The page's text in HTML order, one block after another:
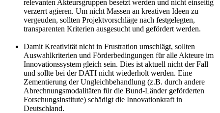
relevanten Akteursgruppen besetzt werden und nicht einseitig
verzerrt agieren. Um nicht Massen an kreativen Ideen zu
vergeuden, sollten Projektvorschläge nach festgelegten,
transparenten Kriterien ausgesucht und gefördert werden.
Damit Kreativität nicht in Frustration umschlägt, sollten
Auswahlkriterien und Förderbedingungen für alle Akteure im
Innovationssystem gleich sein. Dies ist aktuell nicht der Fall
und sollte bei der DATI nicht wiederholt werden. Eine
Zementierung der Ungleichbehandlung (z.B. durch andere
Abrechnungsmodalitäten für die Bund-Länder geförderten
Forschungsinstitute) schädigt die Innovationkraft in
Deutschland.